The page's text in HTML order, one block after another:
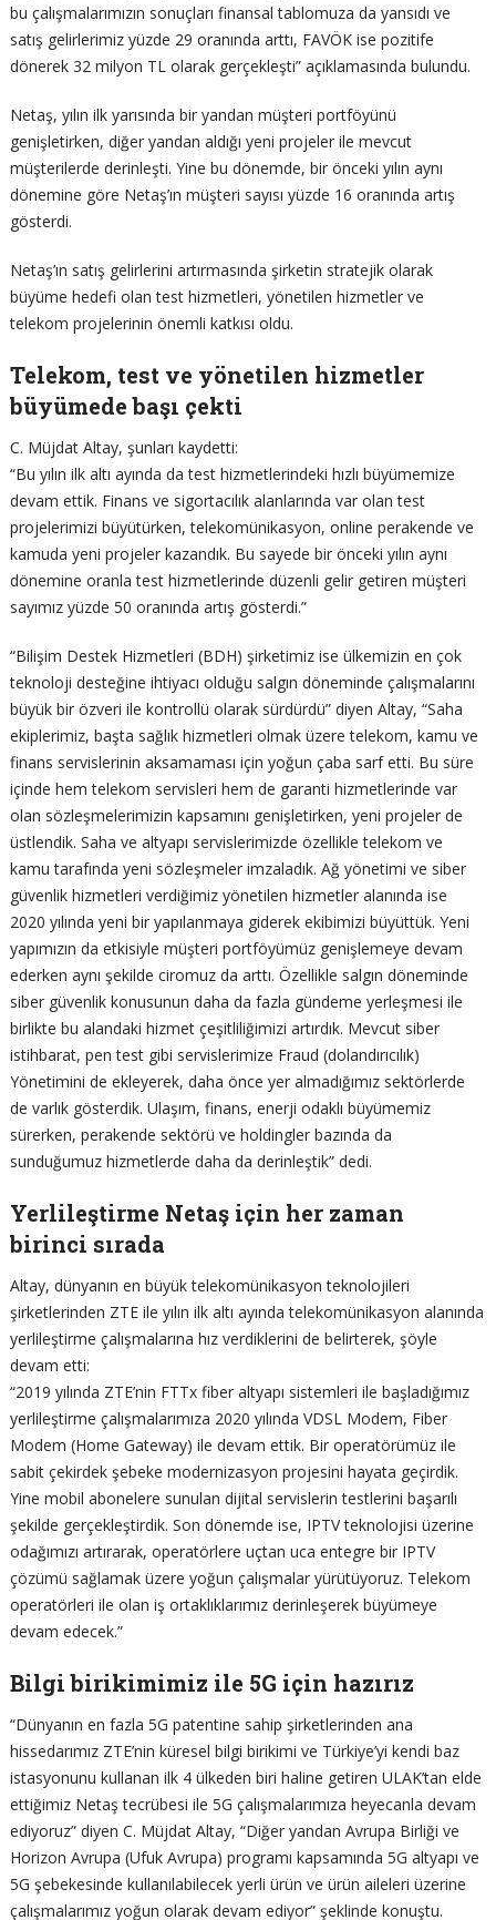
bu çalışmalarımızın sonuçları finansal tablomuza da yansıdı ve
satış gelirlerimiz yüzde 29 oranında arttı, FAVÖK ise pozitife
dönerek 32 milyon TL olarak gerçekleşti” açıklamasında bulundu.
Netaş, yılın ilk yarısında bir yandan müşteri portföyünü
genişletirken, diğer yandan aldığı yeni projeler ile mevcut
müşterilerde derinleşti. Yine bu dönemde, bir önceki yılın aynı
dönemine göre Netaş’ın müşteri sayısı yüzde 16 oranında artış
gösterdi.
Netaş’ın satış gelirlerini artırmasında şirketin stratejik olarak
büyüme hedefi olan test hizmetleri, yönetilen hizmetler ve
telekom projelerinin önemli katkısı oldu.
Telekom, test ve yönetilen hizmetler
büyümede başı çekti
C. Müjdat Altay, şunları kaydetti:
“Bu yılın ilk altı ayında da test hizmetlerindeki hızlı büyümemize
devam ettik. Finans ve sigortacılık alanlarında var olan test
projelerimizi büyütürken, telekomünikasyon, online perakende ve
kamuda yeni projeler kazandık. Bu sayede bir önceki yılın aynı
dönemine oranla test hizmetlerinde düzenli gelir getiren müşteri
sayımız yüzde 50 oranında artış gösterdi.”
“Bilişim Destek Hizmetleri (BDH) şirketimiz ise ülkemizin en çok
teknoloji desteğine ihtiyacı olduğu salgın döneminde çalışmalarını
büyük bir özveri ile kontrollü olarak sürdürdü” diyen Altay, “Saha
ekiplerimiz, başta sağlık hizmetleri olmak üzere telekom, kamu ve
finans servislerinin aksamaması için yoğun çaba sarf etti. Bu süre
içinde hem telekom servisleri hem de garanti hizmetlerinde var
olan sözleşmelerimizin kapsamını genişletirken, yeni projeler de
üstlendik. Saha ve altyapı servislerimizde özellikle telekom ve
kamu tarafında yeni sözleşmeler imzaladık. Ağ yönetimi ve siber
güvenlik hizmetleri verdiğimiz yönetilen hizmetler alanında ise
2020 yılında yeni bir yapılanmaya giderek ekibimizi büyüttük. Yeni
yapımızın da etkisiyle müşteri portföyümüz genişlemeye devam
ederken aynı şekilde ciromuz da arttı. Özellikle salgın döneminde
siber güvenlik konusunun daha da fazla gündeme yerleşmesi ile
birlikte bu alandaki hizmet çeşitliliğimizi artırdık. Mevcut siber
istihbarat, pen test gibi servislerimize Fraud (dolandırıcılık)
Yönetimini de ekleyerek, daha önce yer almadığımız sektörlerde
de varlık gösterdik. Ulaşım, finans, enerji odaklı büyümemiz
sürerken, perakende sektörü ve holdingler bazında da
sunduğumuz hizmetlerde daha da derinleştik” dedi.
Yerlileştirme Netaş için her zaman
birinci sırada
Altay, dünyanın en büyük telekomünikasyon teknolojileri
şirketlerinden ZTE ile yılın ilk altı ayında telekomünikasyon alanında
yerlileştirme çalışmalarına hız verdiklerini de belirterek, şöyle
devam etti:
“2019 yılında ZTE’nin FTTx fiber altyapı sistemleri ile başladığımız
yerlileştirme çalışmalarımıza 2020 yılında VDSL Modem, Fiber
Modem (Home Gateway) ile devam ettik. Bir operatörümüz ile
sabit çekirdek şebeke modernizasyon projesini hayata geçirdik.
Yine mobil abonelere sunulan dijital servislerin testlerini başarılı
şekilde gerçekleştirdik. Son dönemde ise, IPTV teknolojisi üzerine
odağımızı artırarak, operatörlere uçtan uca entegre bir IPTV
çözümü sağlamak üzere yoğun çalışmalar yürütüyoruz. Telekom
operatörleri ile olan iş ortaklıklarımız derinleşerek büyümeye
devam edecek.”
Bilgi birikimimiz ile 5G için hazırız
“Dünyanın en fazla 5G patentine sahip şirketlerinden ana
hissedarımız ZTE’nin küresel bilgi birikimi ve Türkiye’yi kendi baz
istasyonunu kullanan ilk 4 ülkeden biri haline getiren ULAK’tan elde
ettiğimiz Netaş tecrübesi ile 5G çalışmalarımıza heyecanla devam
ediyoruz” diyen C. Müjdat Altay, “Diğer yandan Avrupa Birliği ve
Horizon Avrupa (Ufuk Avrupa) programı kapsamında 5G altyapı ve
5G şebekesinde kullanılabilecek yerli ürün ve ürün aileleri üzerine
çalışmalarımız yoğun olarak devam ediyor” şeklinde konuştu.